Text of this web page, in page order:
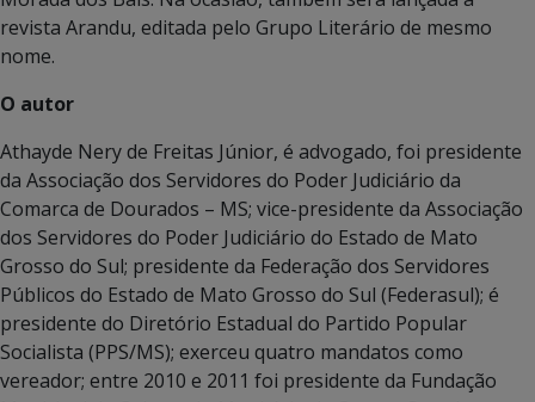
revista Arandu, editada pelo Grupo Literário de mesmo
nome.
O autor
Athayde Nery de Freitas Júnior, é advogado, foi presidente
da Associação dos Servidores do Poder Judiciário da
Comarca de Dourados – MS; vice-presidente da Associação
dos Servidores do Poder Judiciário do Estado de Mato
Grosso do Sul; presidente da Federação dos Servidores
Públicos do Estado de Mato Grosso do Sul (Federasul); é
presidente do Diretório Estadual do Partido Popular
Socialista (PPS/MS); exerceu quatro mandatos como
vereador; entre 2010 e 2011 foi presidente da Fundação